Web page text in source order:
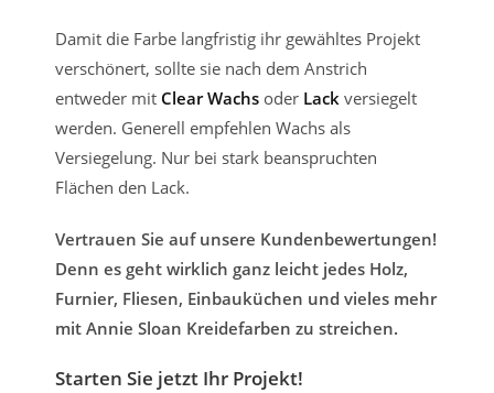
Damit die Farbe langfristig ihr gewähltes Projekt
verschönert, sollte sie nach dem Anstrich
entweder mit Clear Wachs oder Lack versiegelt
werden. Generell empfehlen Wachs als
Versiegelung. Nur bei stark beanspruchten
Flächen den Lack.
Vertrauen Sie auf unsere Kundenbewertungen!
Denn es geht wirklich ganz leicht jedes Holz,
Furnier, Fliesen, Einbauküchen und vieles mehr
mit Annie Sloan Kreidefarben zu streichen.
Starten Sie jetzt Ihr Projekt!